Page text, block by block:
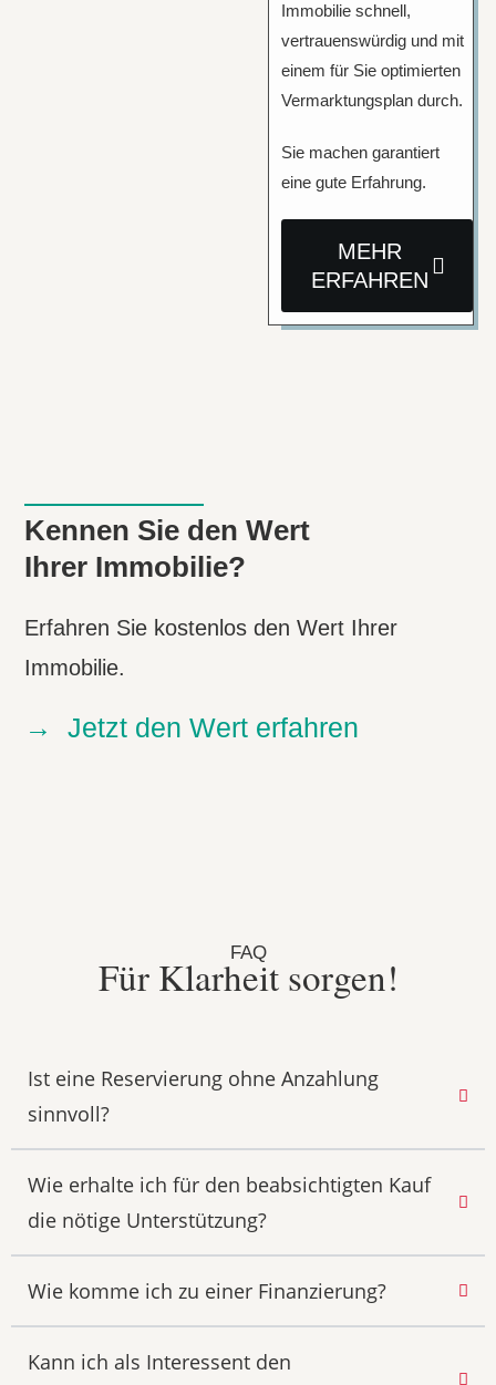
Immobilie schnell,
vertrauenswürdig und mit
einem für Sie optimierten
Vermarktungsplan durch.
Sie machen garantiert
eine gute Erfahrung.
MEHR
ERFAHREN
Kennen Sie den Wert
Ihrer Immobilie?
Erfahren Sie kostenlos den Wert Ihrer
Immobilie.
→ Jetzt den Wert erfahren
FAQ
Für Klarheit sorgen!
Ist eine Reservierung ohne Anzahlung
sinnvoll?
Wie erhalte ich für den beabsichtigten Kauf
die nötige Unterstützung?
Wie komme ich zu einer Finanzierung?
Kann ich als Interessent den